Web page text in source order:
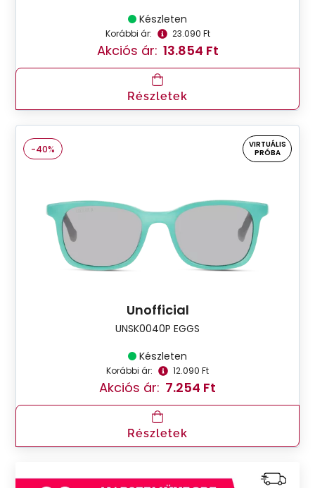
Készleten
Korábbi ár: 23.090 Ft
Akciós ár: 13.854 Ft
Részletek
-40%
VIRTUÁLIS
PRÓBA
Unofficial
UNSK0040P EGGS
Készleten
Korábbi ár: 12.090 Ft
Akciós ár: 7.254 Ft
Részletek